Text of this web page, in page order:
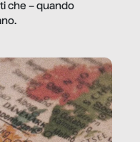
che – quando